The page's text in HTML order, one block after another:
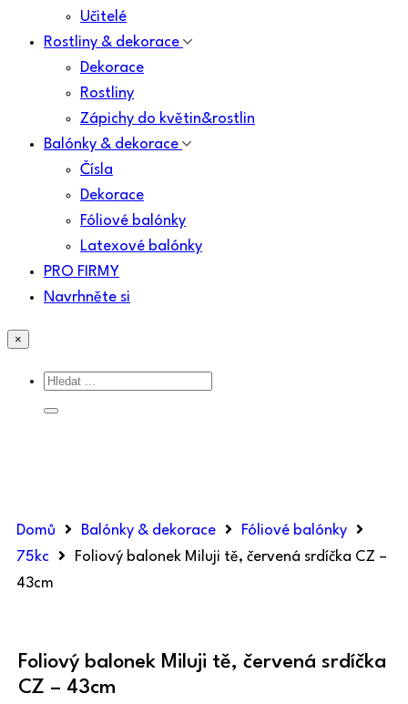
Učitelé
Rostliny & dekorace
Dekorace
Rostliny
Zápichy do květin&rostlin
Balónky & dekorace
Čísla
Dekorace
Fóliové balónky
Latexové balónky
PRO FIRMY
Navrhněte si
×
Domů Balónky & dekorace
Fóliové balónky
75kc
Foliový balonek Miluji tě, červená srdíčka CZ –
43cm
Foliový balonek Miluji tě, červená srdíčka
CZ – 43cm